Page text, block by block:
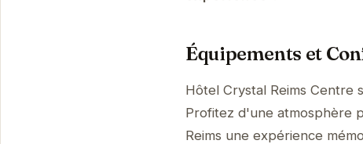
Équipements et
Hôtel Crystal Reims
Profitez d'une atmosphère
Reims une expérience